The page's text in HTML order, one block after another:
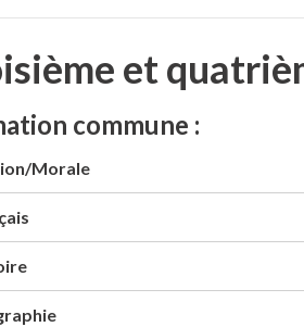
et
commune :
Morale